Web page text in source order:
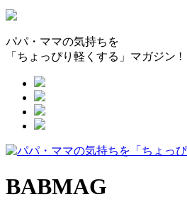
パパ・ママの気持ちを
「ちょっぴり軽くする」マガジン !
BABMAG